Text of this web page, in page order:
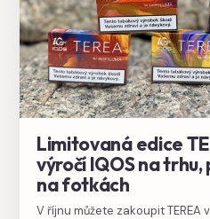
Limitovaná edice
výročí IQOS na
na fotkách
V říjnu můžete zakoupit